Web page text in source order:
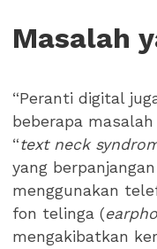
Masalah
“Peranti digital
beberapa
“text neck
yang
menggunakan
fon telinga (
mengakibatkan